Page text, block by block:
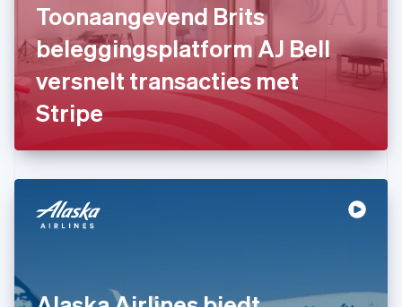
Toonaangevend Brits
beleggingsplatform AJ Bell
versnelt transacties met
Stripe
FrançaisEnglish
Gibraltar
English
Griekenland
Hongarije
Hongkong SAR, China
English
India
Japan